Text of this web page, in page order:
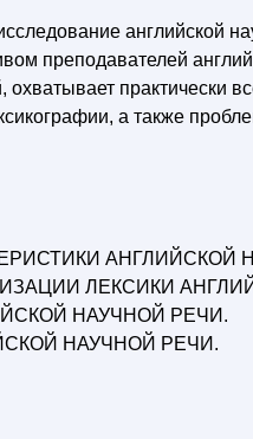
английской
преподавателей
практически
а также
АНГЛИЙСКОЙ
ЛЕКСИКИ
НАУЧНОЙ РЕЧИ.
НАУЧНОЙ РЕЧИ.